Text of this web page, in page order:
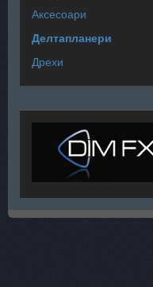
Аксесоари
Делтапланери
Дрехи